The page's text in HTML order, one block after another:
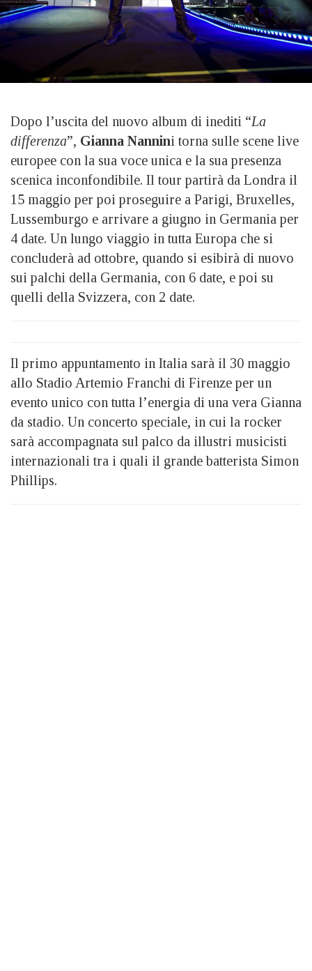
Dopo l’uscita del nuovo album di inediti “La
differenza”, Gianna Nannini torna sulle scene live
europee con la sua voce unica e la sua presenza
scenica inconfondibile. Il tour partirà da Londra il
15 maggio per poi proseguire a Parigi, Bruxelles,
Lussemburgo e arrivare a giugno in Germania per
4 date. Un lungo viaggio in tutta Europa che si
concluderà ad ottobre, quando si esibirà di nuovo
sui palchi della Germania, con 6 date, e poi su
quelli della Svizzera, con 2 date.
Il primo appuntamento in Italia sarà il 30 maggio
allo Stadio Artemio Franchi di Firenze per un
evento unico con tutta l’energia di una vera Gianna
da stadio. Un concerto speciale, in cui la rocker
sarà accompagnata sul palco da illustri musicisti
internazionali tra i quali il grande batterista Simon
Phillips.